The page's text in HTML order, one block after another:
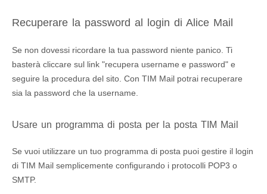
Recuperare la password al login di Alice Mail
Se non dovessi ricordare la tua password niente panico. Ti
basterà cliccare sul link "recupera username e password" e
seguire la procedura del sito. Con TIM Mail potrai recuperare
sia la password che la username.
Usare un programma di posta per la posta TIM Mail
Se vuoi utilizzare un tuo programma di posta puoi gestire il login
di TIM Mail semplicemente configurando i protocolli POP3 o
SMTP.